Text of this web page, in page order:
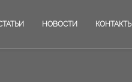
НОВОСТИ КОНТАКТЫ